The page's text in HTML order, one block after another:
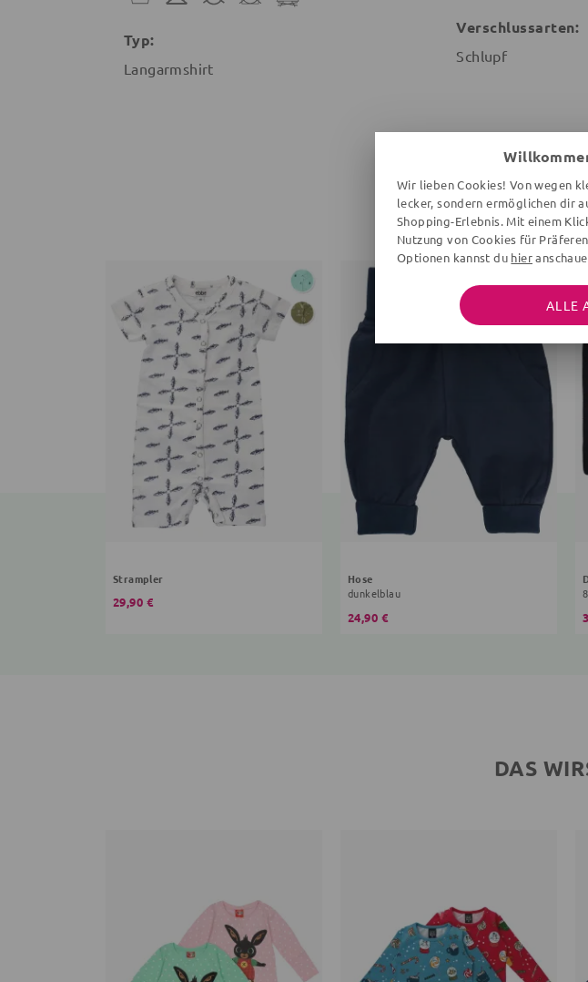
Typ:
Langarmshirt
Verschlussarten:
Schlupf
WEITERE
Strampler
29,90 €
Hose
dunkelblau
24,90 €
DAS
Wir lieben Cookies! Von wegen
lecker, sondern ermöglichen dir
Shopping-Erlebnis. Mit einem
Nutzung von Cookies für
Optionen kannst du hier
ALLE